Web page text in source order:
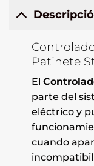
Patinete
El
parte del
eléctrico y
cuando